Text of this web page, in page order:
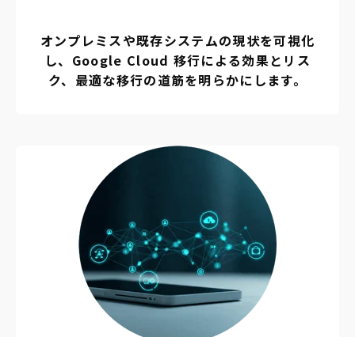
オンプレミスや既存システムの現状を可視化
し、Google Cloud 移行による効果とリス
ク、最適な移行の道筋を明らかにします。